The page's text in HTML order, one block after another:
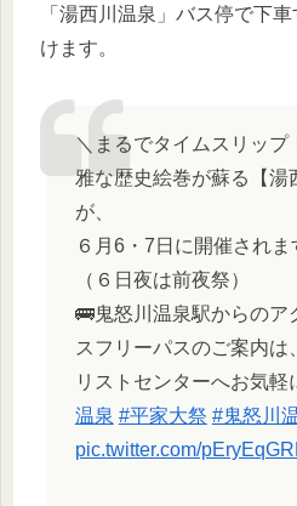
「湯西川温泉」バス停で下
けます。
＼まるでタイムスリップ
雅な歴史絵巻が蘇る【湯
が、
６月6・7日に開催されま
（６日夜は前夜祭）
🚌鬼怒川温泉駅からのア
スフリーパスのご案内は
リストセンターへお気軽
温泉 #平家大祭 #鬼怒川
pic.twitter.com/